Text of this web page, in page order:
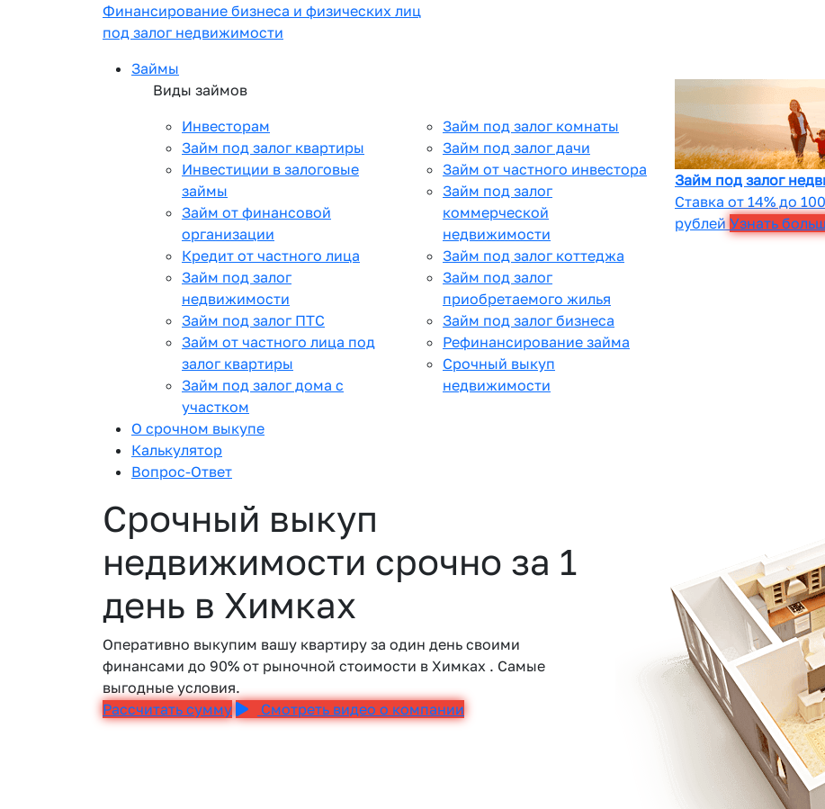
Финансирование бизнеса и физических лиц
под залог недвижимости
Займы
Виды займов
Инвесторам
Займ под залог квартиры
Инвестиции в залоговые
займы
Займ от финансовой
организации
Кредит от частного лица
Займ под залог
недвижимости
Займ под залог ПТС
Займ от частного лица под
залог квартиры
Займ под залог дома с
участком
Займ под залог комнаты
Займ под залог дачи
Займ от частного инвестора
Займ под залог
коммерческой
недвижимости
Займ под залог коттеджа
Займ под залог
приобретаемого жилья
Займ под залог бизнеса
Рефинансирование займа
Срочный выкуп
недвижимости
Займ под залог
Ставка от 14% до
рублей Узнать
О срочном выкупе
Калькулятор
Вопрос-Ответ
Срочный выкуп
недвижимости срочно за 1
день в Химках
Оперативно выкупим вашу квартиру за один день своими
финансами до 90% от рыночной стоимости в Химках . Самые
выгодные условия.
Рассчитать сумму
Смотреть видео о компании